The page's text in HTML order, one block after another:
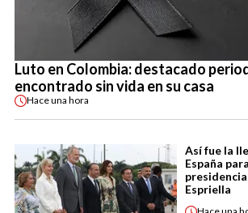
Luto en Colombia: destacado
encontrado sin vida en su casa
Haceuna hora
Así fue la
España
Espriella